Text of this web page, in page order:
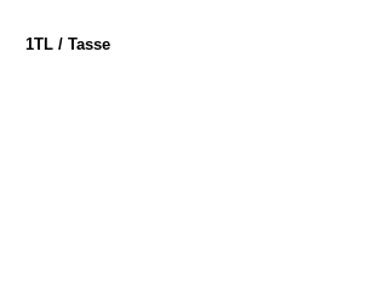
1TL / Tasse